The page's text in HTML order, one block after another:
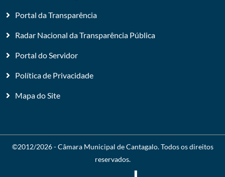
Portal da Transparência
Radar Nacional da Transparência Pública
Portal do Servidor
Política de Privacidade
Mapa do Site
©2012/2026 -Câmara Municipal de Cantagalo. Todos os direitos
reservados.